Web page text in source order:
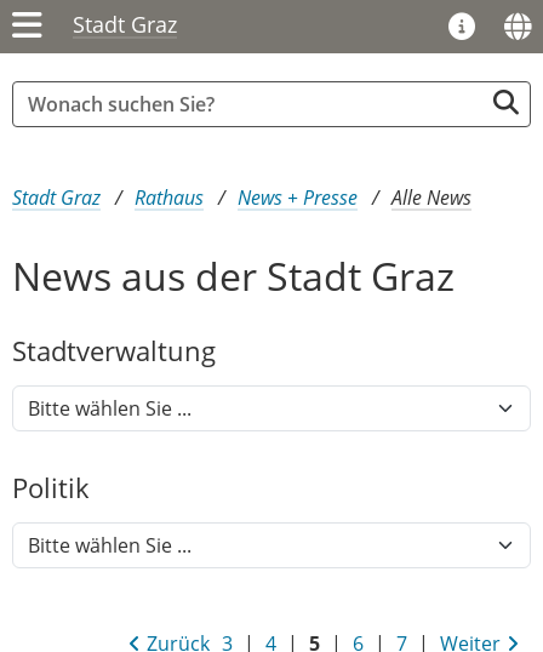
Stadt Graz
Sie sind hier:
Stadt Graz Rathaus News + Presse Alle News
News aus der Stadt Graz
Stadtver​­waltung
Politik
Zurück 3 | 4 | 5 | 6 | 7 | Weiter